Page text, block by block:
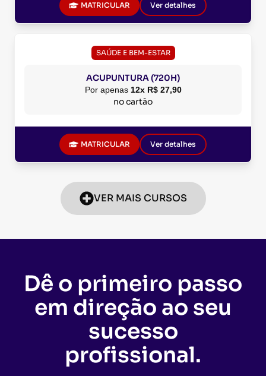
MATRICULAR Ver detalhes
SAÚDE E BEM-ESTAR
ACUPUNTURA (720H)
Por apenas 12x R$ 27,90
no cartão
MATRICULAR Ver detalhes
VER MAIS CURSOS
Dê o primeiro passo
em direção ao seu
sucesso
profissional.